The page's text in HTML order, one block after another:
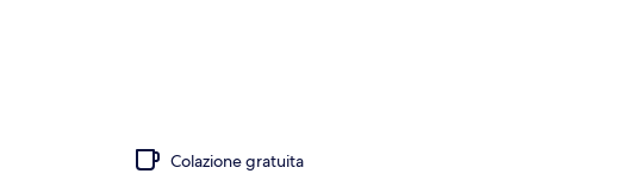
Colazione gratuita